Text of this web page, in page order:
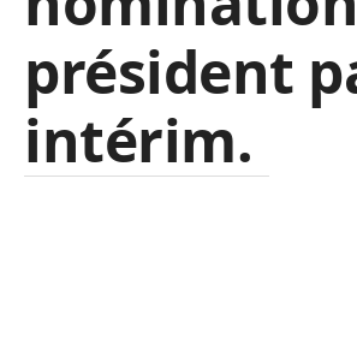
président
intérim.